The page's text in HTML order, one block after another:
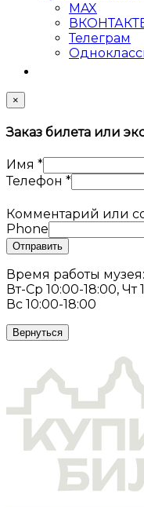
MAX
Телеграм
×
Заказ билета или
Имя *
Телефон *
Комментарий или
Phone
Отправить
Время работы музея:
Вт-Ср 10:00-18:00, Чт
Вс 10:00-18:00
Вернуться